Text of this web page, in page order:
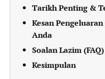
Tarikh Penting &
Kesan
Anda
Soalan Lazim
Kesimpulan